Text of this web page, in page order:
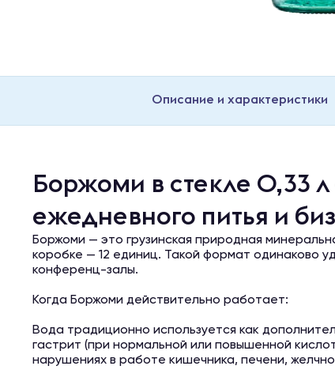
Описание и характеристики
Боржоми в стекле 0,33
ежедневного питья и
Боржоми — это грузинская природная
коробке — 12 единиц. Такой формат одинаково
конференц-залы.
Когда Боржоми действительно работает:
Вода традиционно используется как
гастрит (при нормальной или повышенной
нарушениях в работе кишечника, печени,